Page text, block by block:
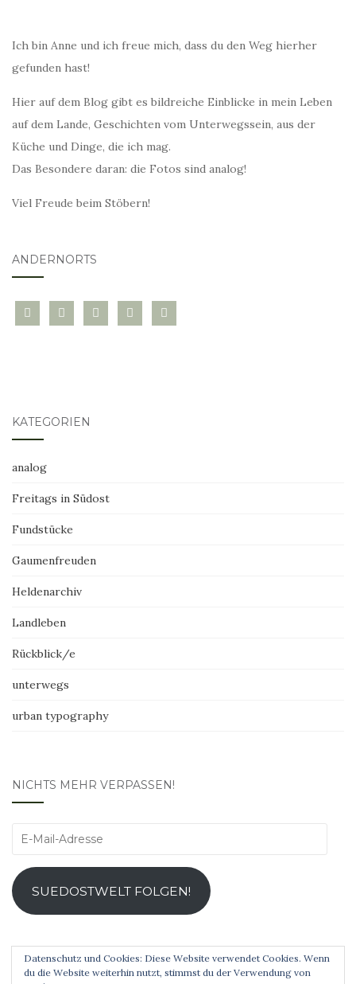
Ich bin Anne und ich freue mich, dass du den Weg hierher
gefunden hast!
Hier auf dem Blog gibt es bildreiche Einblicke in mein Leben
auf dem Lande, Geschichten vom Unterwegssein, aus der
Küche und Dinge, die ich mag.
Das Besondere daran: die Fotos sind analog!
Viel Freude beim Stöbern!
ANDERNORTS
bloglovininstagramtwitter pinterest
mail
KATEGORIEN
analog
Freitags in Südost
Fundstücke
Gaumenfreuden
Heldenarchiv
Landleben
Rückblick/e
unterwegs
urban typography
NICHTS MEHR VERPASSEN!
E-
Adresse
SUEDOSTWELT FOLGEN!
Datenschutz und Cookies: Diese Website verwendet Cookies. Wenn
du die Website weiterhin nutzt, stimmst du der Verwendung von